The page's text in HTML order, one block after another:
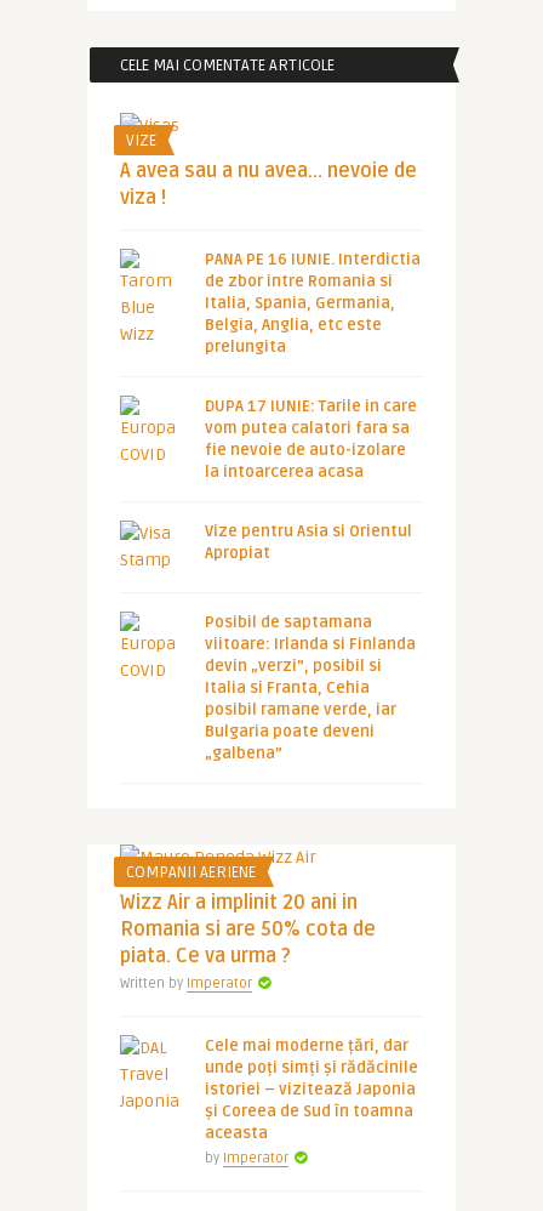
CELE MAI COMENTATE ARTICOLE
VIZE
A avea sau a nu avea… nevoie de
viza !
PANA PE 16 IUNIE. Interdictia
de zbor intre Romania si
Italia, Spania, Germania,
Belgia, Anglia, etc este
prelungita
DUPA 17 IUNIE: Tarile in care
vom putea calatori fara sa
fie nevoie de auto-izolare
la intoarcerea acasa
Vize pentru Asia si Orientul
Apropiat
Posibil de saptamana
viitoare: Irlanda si Finlanda
devin „verzi”, posibil si
Italia si Franta, Cehia
posibil ramane verde, iar
Bulgaria poate deveni
„galbena”
COMPANII AERIENE
Wizz Air a implinit 20 ani in
Romania si are 50% cota de
piata. Ce va urma ?
Written by Imperator
Cele mai moderne țări, dar
unde poți simți și rădăcinile
istoriei – vizitează Japonia
și Coreea de Sud în toamna
aceasta
by Imperator